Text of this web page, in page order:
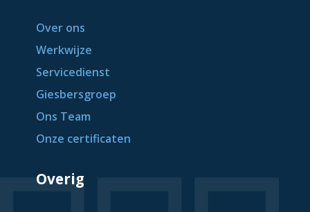
Over ons
Werkwijze
Servicedienst
Giesbersgroep
Ons Team
Onze certificaten
Overig